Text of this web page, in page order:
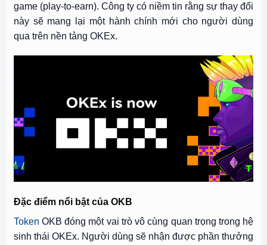
game (play-to-earn). Công ty có niềm tin rằng sự thay đổi
này sẽ mang lại một hành chính mới cho người dùng
qua trên nền tảng OKEx.
Đặc điểm nổi bật của OKB
Token OKB đóng một vai trò vô cùng quan trọng trong hệ
sinh thái OKEx. Người dùng sẽ nhận được phần thưởng